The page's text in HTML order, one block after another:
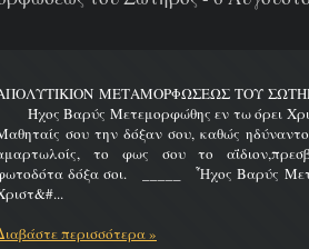
ΜΕΤΑΜΟΡΦΩΣΕΩΣ ΤΟΥ
Ήχος Βαρύς Μετεμορφώθης εν τω όρει
σου την δόξαν σου, καθώς
το φως σου το
δόξα σοι. _____ Ἦχος Βαρύς
περισσότερα »